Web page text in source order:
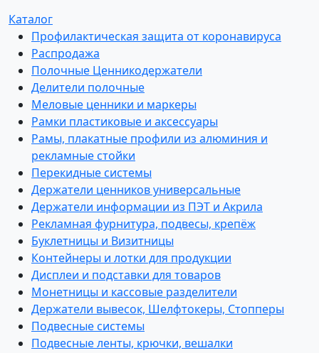
Каталог
Профилактическая защита от коронавируса
Распродажа
Полочные Ценникодержатели
Делители полочные
Меловые ценники и маркеры
Рамки пластиковые и аксессуары
Рамы, плакатные профили из алюминия и
рекламные стойки
Перекидные системы
Держатели ценников универсальные
Держатели информации из ПЭТ и Акрила
Рекламная фурнитура, подвесы, крепёж
Буклетницы и Визитницы
Контейнеры и лотки для продукции
Дисплеи и подставки для товаров
Монетницы и кассовые разделители
Держатели вывесок, Шелфтокеры, Стопперы
Подвесные системы
Подвесные ленты, крючки, вешалки